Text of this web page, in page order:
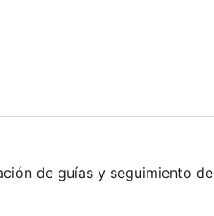
de guías y seguimiento de